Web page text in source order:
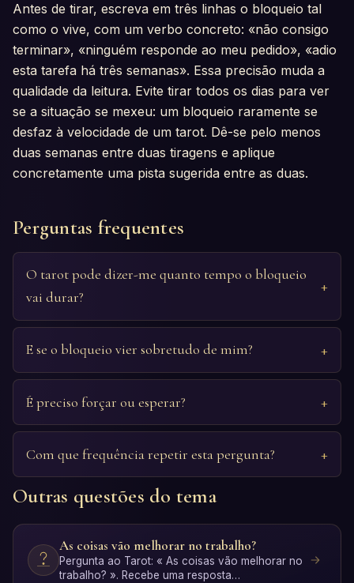
Antes de tirar, escreva em três linhas o bloqueio tal
como o vive, com um verbo concreto: «não consigo
terminar», «ninguém responde ao meu pedido», «adio
esta tarefa há três semanas». Essa precisão muda a
qualidade da leitura. Evite tirar todos os dias para ver
se a situação se mexeu: um bloqueio raramente se
desfaz à velocidade de um tarot. Dê-se pelo menos
duas semanas entre duas tiragens e aplique
concretamente uma pista sugerida entre as duas.
Perguntas frequentes
O tarot pode dizer-me quanto tempo o bloqueio
vai durar?
E se o bloqueio vier sobretudo de mim?
É preciso forçar ou esperar?
Com que frequência repetir esta pergunta?
Outras questões do tema
As coisas vão melhorar no trabalho?
Pergunta ao Tarot: « As coisas vão melhorar no
trabalho? ». Recebe uma resposta